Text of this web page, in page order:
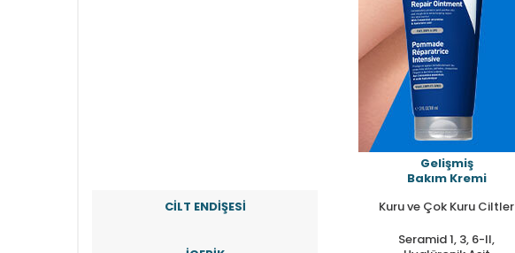
Gelişmiş
Bakım Kremi
CİLT ENDİŞESİ
Kuru ve Çok Kuru Ciltler
Seramid 1, 3, 6-II,